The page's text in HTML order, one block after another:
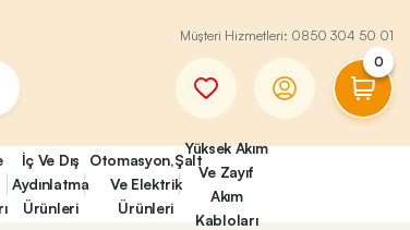
Müşteri Hizmetleri: 0850 304 50 01
0
İç Ve Dış
Aydınlatma
Ürünleri
Otomasyon,Şalt
Ve Elektrik
Ürünleri
Yüksek Akım
Ve Zayıf
Akım
Kabloları